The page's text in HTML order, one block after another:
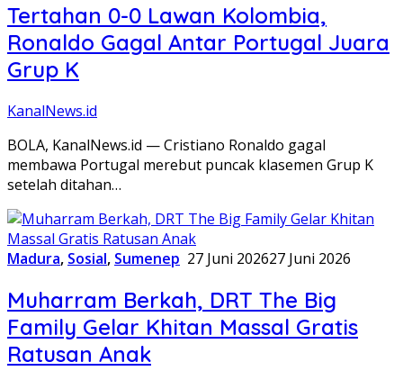
Tertahan 0-0 Lawan Kolombia,
Ronaldo Gagal Antar Portugal Juara
Grup K
KanalNews.id
BOLA, KanalNews.id — Cristiano Ronaldo gagal
membawa Portugal merebut puncak klasemen Grup K
setelah ditahan…
Madura, Sosial, Sumenep 27 Juni 202627 Juni 2026
Muharram Berkah, DRT The Big
Family Gelar Khitan Massal Gratis
Ratusan Anak